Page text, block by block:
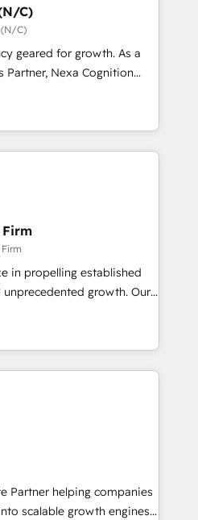
for businesses who want
about APAC
in technology, agility
from CRM & Marketing
Dynamics, Pipedrive,
manage their
and how they
C)
(N/C)
for growth. As a
Partner, Nexa Cognition
HubSpot Partners and
standing partners since
to harness the full
combining strategic
we deliver
tailored to drive
efficiency. Why
Our
in CRM implementation,
revenue operations. 🤝
onboarding and
needs. 🌟 Proven
of all sizes
support or project-based
packages designed to fit
in propelling established
growth. Our
enhancing your growth,
Unlike conventional
dive deep into the
business, ensuring that
and HubSpot, we bring a
experience to the table.
to your business's unique
approach that aligns
Partner helping companies
scalable growth engines.